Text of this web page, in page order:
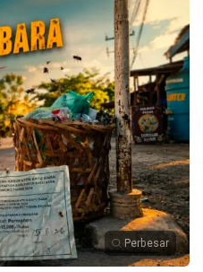
Perbesar